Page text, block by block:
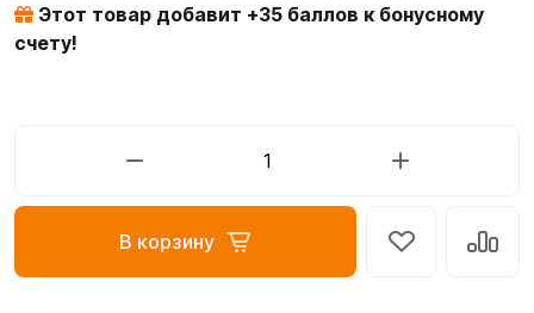
Этот товар добавит +35 баллов к бонусному
счету!
В корзину